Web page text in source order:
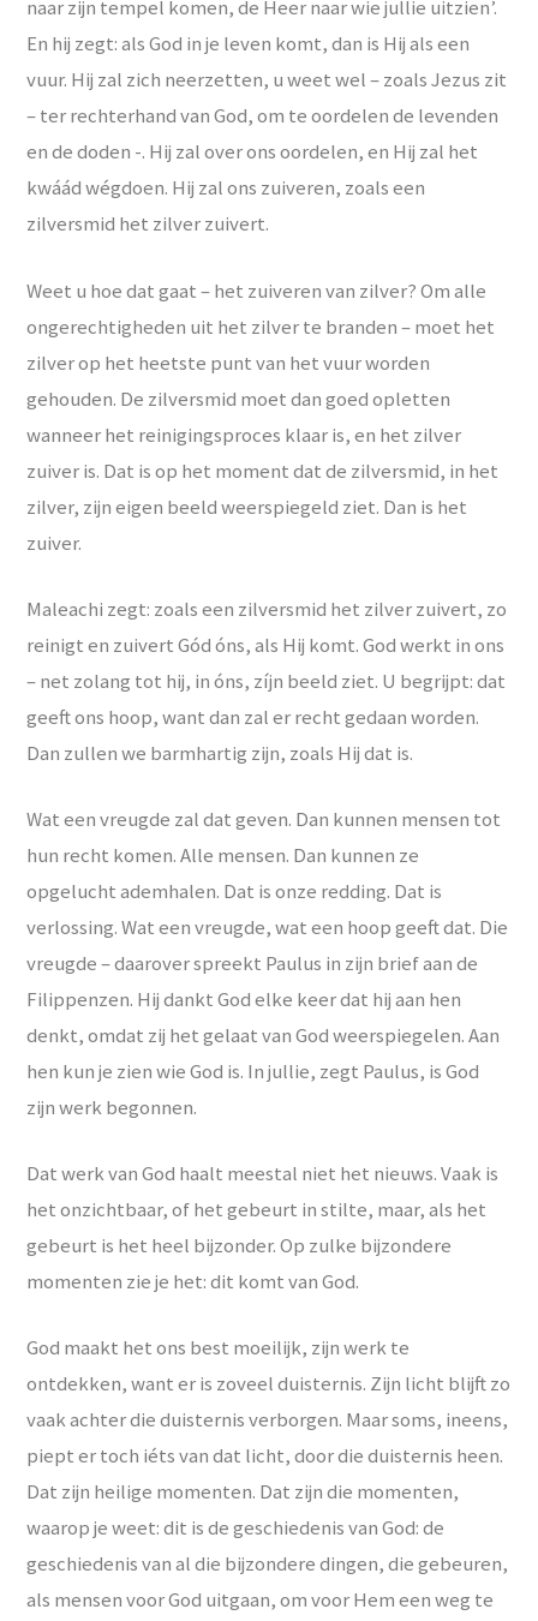
naar zijn tempel komen, de Heer naar wie jullie uitzien’.
En hij zegt: als God in je leven komt, dan is Hij als een
vuur. Hij zal zich neerzetten, u weet wel – zoals Jezus zit
– ter rechterhand van God, om te oordelen de levenden
en de doden -. Hij zal over ons oordelen, en Hij zal het
kwáád wégdoen. Hij zal ons zuiveren, zoals een
zilversmid het zilver zuivert.
Weet u hoe dat gaat – het zuiveren van zilver? Om alle
ongerechtigheden uit het zilver te branden – moet het
zilver op het heetste punt van het vuur worden
gehouden. De zilversmid moet dan goed opletten
wanneer het reinigingsproces klaar is, en het zilver
zuiver is. Dat is op het moment dat de zilversmid, in het
zilver, zijn eigen beeld weerspiegeld ziet. Dan is het
zuiver.
Maleachi zegt: zoals een zilversmid het zilver zuivert, zo
reinigt en zuivert Gód óns, als Hij komt. God werkt in ons
– net zolang tot hij, in óns, zíjn beeld ziet. U begrijpt: dat
geeft ons hoop, want dan zal er recht gedaan worden.
Dan zullen we barmhartig zijn, zoals Hij dat is.
Wat een vreugde zal dat geven. Dan kunnen mensen tot
hun recht komen. Alle mensen. Dan kunnen ze
opgelucht ademhalen. Dat is onze redding. Dat is
verlossing. Wat een vreugde, wat een hoop geeft dat. Die
vreugde – daarover spreekt Paulus in zijn brief aan de
Filippenzen. Hij dankt God elke keer dat hij aan hen
denkt, omdat zij het gelaat van God weerspiegelen. Aan
hen kun je zien wie God is. In jullie, zegt Paulus, is God
zijn werk begonnen.
Dat werk van God haalt meestal niet het nieuws. Vaak is
het onzichtbaar, of het gebeurt in stilte, maar, als het
gebeurt is het heel bijzonder. Op zulke bijzondere
momenten zie je het: dit komt van God.
God maakt het ons best moeilijk, zijn werk te
ontdekken, want er is zoveel duisternis. Zijn licht blijft zo
vaak achter die duisternis verborgen. Maar soms, ineens,
piept er toch iéts van dat licht, door die duisternis heen.
Dat zijn heilige momenten. Dat zijn die momenten,
waarop je weet: dit is de geschiedenis van God: de
geschiedenis van al die bijzondere dingen, die gebeuren,
als mensen voor God uitgaan, om voor Hem een weg te